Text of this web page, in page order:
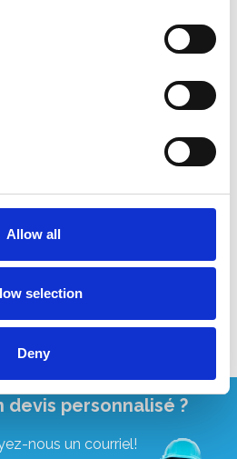
Allow all
selection
Deny
devis personnalisé ?
nous un courriel!